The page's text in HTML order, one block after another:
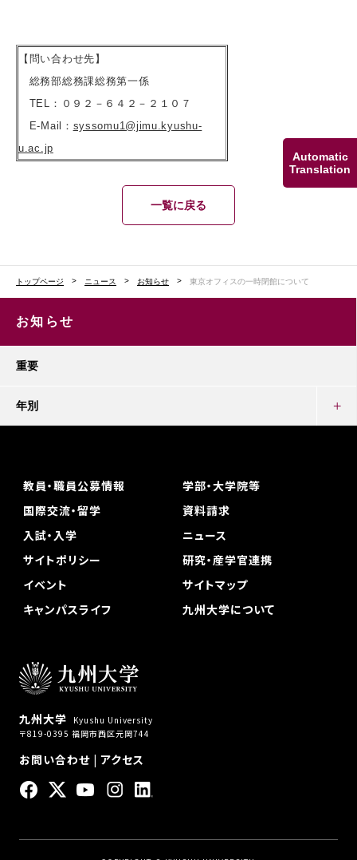
Automatic
Translation
【問い合わせ先】
総務部総務課総務第一係
TEL：０９２－６４２－２１０７
E-Mail： syssomu1@jimu.kyushu-
u.ac.jp
一覧に戻る
トップページ ニュース お知らせ 東京オフィスの一時閉館について
お知らせ
重要
年別
九州大学
Kyushu University
〒819-0395 福岡市西区元岡744
お問い合わせ| アクセス
教員・職員公募情報
学部・大学院等
国際交流・留学
資料請求
入試・入学
ニュース
サイトポリシー
研究・産学官連携
イベント
サイトマップ
キャンパスライフ
九州大学について